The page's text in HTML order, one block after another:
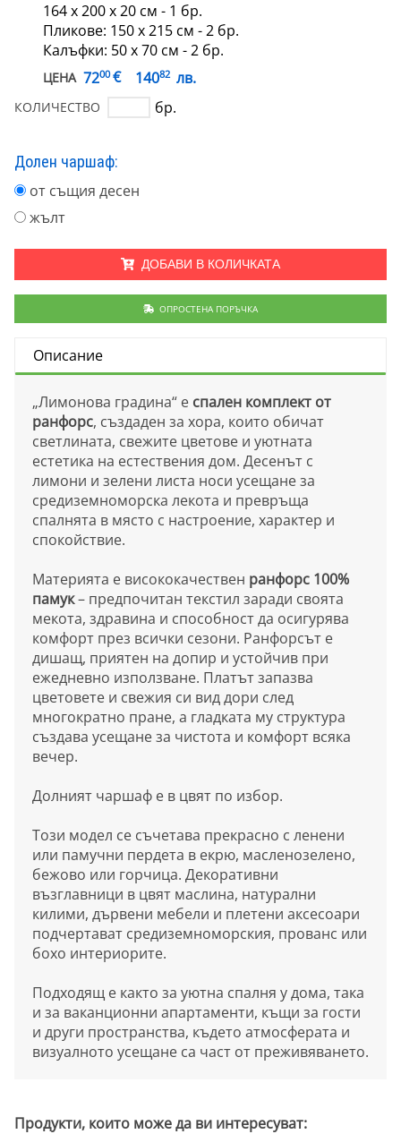
164 х 200 х 20 см - 1 бр.
Пликове: 150 х 215 см - 2 бр.
Калъфки: 50 х 70 см - 2 бр.
ЦЕНА 7200 € 14082 лв.
КОЛИЧЕСТВО бр.
Долен чаршаф:
от същия десен
жълт
ДОБАВИ В КОЛИЧКАТА
ОПРОСТЕНА ПОРЪЧКА
Описание
„Лимонова градина“ е спален комплект от
ранфорс, създаден за хора, които обичат
светлината, свежите цветове и уютната
естетика на естествения дом. Десенът с
лимони и зелени листа носи усещане за
средиземноморска лекота и превръща
спалнята в място с настроение, характер и
спокойствие.
Материята е висококачествен ранфорс 100%
памук– предпочитан текстил заради своята
мекота, здравина и способност да осигурява
комфорт през всички сезони. Ранфорсът е
дишащ, приятен на допир и устойчив при
ежедневно използване. Платът запазва
цветовете и свежия си вид дори след
многократно пране, а гладката му структура
създава усещане за чистота и комфорт всяка
вечер.
Долният чаршаф е в цвят по избор.
Този модел се съчетава прекрасно с ленени
или памучни пердета в екрю, масленозелено,
бежово или горчица. Декоративни
възглавници в цвят маслина, натурални
килими, дървени мебели и плетени аксесоари
подчертават средиземноморския, прованс или
бохо интериорите.
Подходящ е както за уютна спалня у дома, така
и за ваканционни апартаменти, къщи за гости
и други пространства, където атмосферата и
визуалното усещане са част от преживяването.
Продукти, които може да ви интересуват: